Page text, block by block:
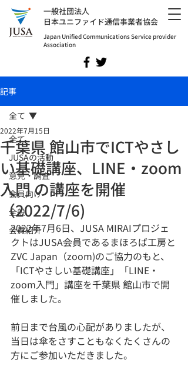
​一般社団法人
日本ユニファイド通信事業者協会
Japan Unified Communications Service provider
Association
記事
全て
JUSAの活動
意見・調査
会員向け
全般
会員紹介
全て
千葉県 館山市でICTやさし
い基礎講座、LINE・zoom
入門 の講座を開催
（2022/7/6)
2022年7月15日
2022年7月6日、JUSA MIRAIプロジェ
クトはJUSA会員であるまほろば工房と
ZVC Japan（zoom)のご協力のもと、
「ICTやさしい基礎講座」「LINE・
zoom入門」講座を千葉県 館山市で開
催しました。
前日まで台風の心配がありましたが、
当日は傘をさすこともなくたくさんの
方にご参加いただきました。